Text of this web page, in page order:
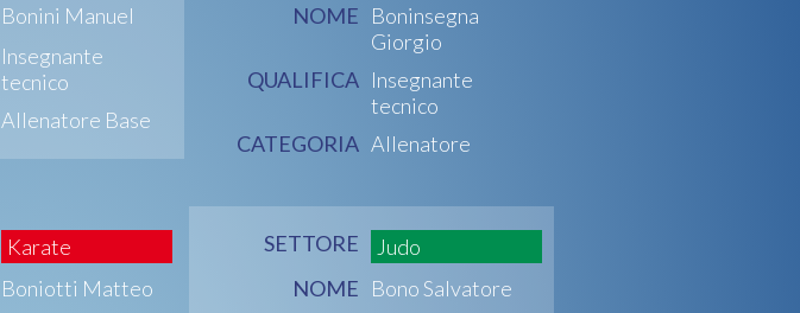
Bonini Manuel
Insegnante
tecnico
Allenatore Base
NOME Boninsegna
Giorgio
QUALIFICA Insegnante
tecnico
CATEGORIA Allenatore
Karate
Boniotti Matteo
SETTORE
Judo
NOME Bono Salvatore